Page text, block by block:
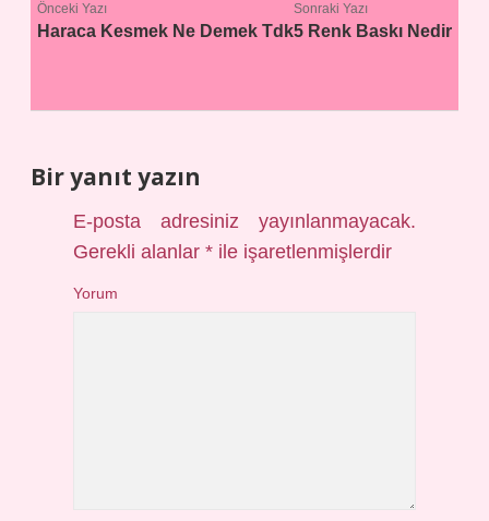
Önceki Yazı
Haraca Kesmek Ne Demek Tdk
Sonraki Yazı
5 Renk Baskı Nedir
Bir yanıt yazın
E-posta adresiniz yayınlanmayacak.
Gerekli alanlar* ile işaretlenmişlerdir
Yorum